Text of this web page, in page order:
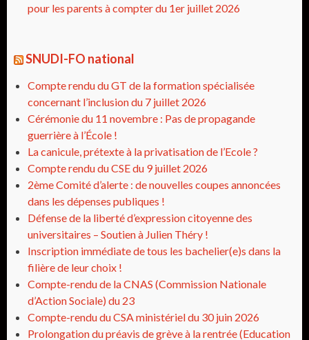
pour les parents à compter du 1er juillet 2026
SNUDI-FO national
Compte rendu du GT de la formation spécialisée
concernant l’inclusion du 7 juillet 2026
Cérémonie du 11 novembre : Pas de propagande
guerrière à l’École !
La canicule, prétexte à la privatisation de l’Ecole ?
Compte rendu du CSE du 9 juillet 2026
2ème Comité d’alerte : de nouvelles coupes annoncées
dans les dépenses publiques !
Défense de la liberté d’expression citoyenne des
universitaires – Soutien à Julien Théry !
Inscription immédiate de tous les bachelier(e)s dans la
filière de leur choix !
Compte-rendu de la CNAS (Commission Nationale
d’Action Sociale) du 23
Compte-rendu du CSA ministériel du 30 juin 2026
Prolongation du préavis de grève à la rentrée (Education